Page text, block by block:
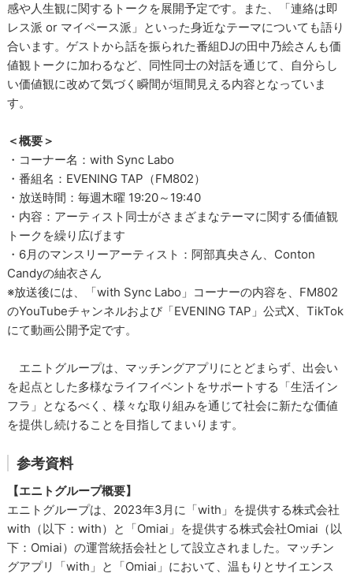
感や人生観に関するトークを展開予定です。また、「連絡は即
レス派 or マイペース派」といった身近なテーマについても語り
合います。ゲストから話を振られた番組DJの田中乃絵さんも価
値観トークに加わるなど、同性同士の対話を通じて、自分らし
い価値観に改めて気づく瞬間が垣間見える内容となっていま
す。
＜概要＞
・コーナー名：with Sync Labo
・番組名：EVENING TAP（FM802）
・放送時間：毎週木曜 19:20～19:40
・内容：アーティスト同士がさまざまなテーマに関する価値観
トークを繰り広げます
・6月のマンスリーアーティスト：阿部真央さん、Conton
Candyの紬衣さん
※放送後には、「with Sync Labo」コーナーの内容を、FM802
のYouTubeチャンネルおよび「EVENING TAP」公式X、TikTok
にて動画公開予定です。
エニトグループは、マッチングアプリにとどまらず、出会い
を起点とした多様なライフイベントをサポートする「生活イン
フラ」となるべく、様々な取り組みを通じて社会に新たな価値
を提供し続けることを目指してまいります。
参考資料
【エニトグループ概要】
エニトグループは、2023年3月に「with」を提供する株式会社
with（以下：with）と「Omiai」を提供する株式会社Omiai（以
下：Omiai）の運営統括会社として設立されました。マッチン
グアプリ「with」と「Omiai」において、温もりとサイエンス